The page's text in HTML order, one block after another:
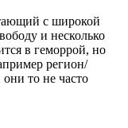
с широкой
и несколько
в геморрой, но
регион/
они то не часто